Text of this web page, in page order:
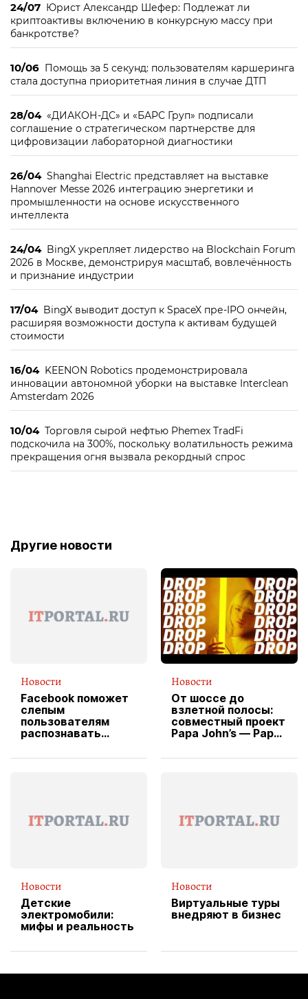
24/07 Юрист Александр Шефер: Подлежат ли
криптоактивы включению в конкурсную массу при
банкротстве?
10/06 Помощь за 5 секунд: пользователям каршеринга
стала доступна приоритетная линия в случае ДТП
28/04 «ДИАКОН-ДС» и «БАРС Груп» подписали
соглашение о стратегическом партнерстве для
цифровизации лабораторной диагностики
26/04 Shanghai Electric представляет на выставке
Hannover Messe 2026 интеграцию энергетики и
промышленности на основе искусственного
интеллекта
24/04 BingX укрепляет лидерство на Blockchain Forum
2026 в Москве, демонстрируя масштаб, вовлечённость
и признание индустрии
17/04 BingX выводит доступ к SpaceX пре-IPO ончейн,
расширяя возможности доступа к активам будущей
стоимости
16/04 KEENON Robotics продемонстрировала
инновации автономной уборки на выставке Interclean
Amsterdam 2026
10/04 Торговля сырой нефтью Phemex TradFi
подскочила на 300%, поскольку волатильность режима
прекращения огня вызвала рекордный спрос
Другие новости
Новости
Facebook поможет
слепым
пользователям
распознавать
Новости
От шоссе до
взлетной полосы:
совместный проект
Papa John’s — Papa
вводит
Новости
Детские
электромобили:
мифы и реальность
Новости
Виртуальные туры
внедряют в бизнес